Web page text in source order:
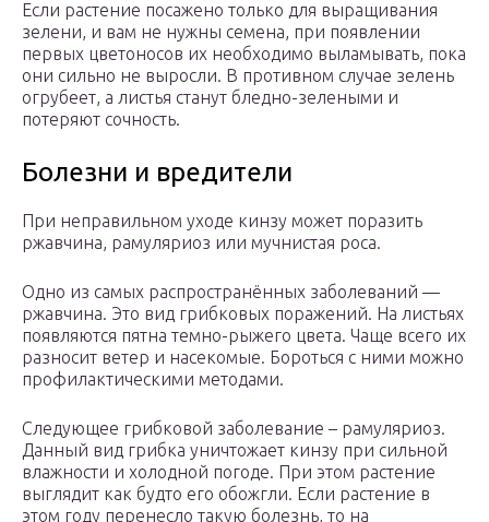
Если растение посажено только для выращивания
зелени, и вам не нужны семена, при появлении
первых цветоносов их необходимо выламывать, пока
они сильно не выросли. В противном случае зелень
огрубеет, а листья станут бледно-зелеными и
потеряют сочность.
Болезни и вредители
При неправильном уходе кинзу может поразить
ржавчина, рамуляриоз или мучнистая роса.
Одно из самых распространённых заболеваний —
ржавчина. Это вид грибковых поражений. На листьях
появляются пятна темно-рыжего цвета. Чаще всего их
разносит ветер и насекомые. Бороться с ними можно
профилактическими методами.
Следующее грибковой заболевание – рамуляриоз.
Данный вид грибка уничтожает кинзу при сильной
влажности и холодной погоде. При этом растение
выглядит как будто его обожгли. Если растение в
этом году перенесло такую болезнь, то на